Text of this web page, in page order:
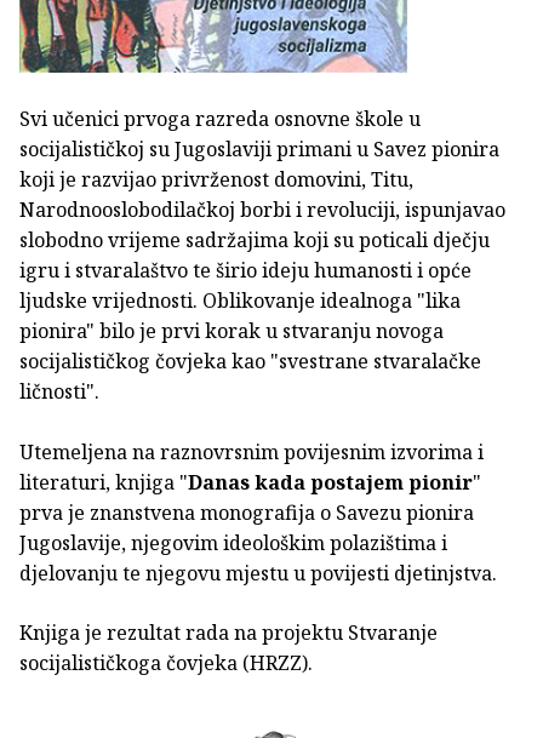
Svi učenici prvoga razreda osnovne škole u
socijalističkoj su Jugoslaviji primani u Savez pionira
koji je razvijao privrženost domovini, Titu,
Narodnooslobodilačkoj borbi i revoluciji, ispunjavao
slobodno vrijeme sadržajima koji su poticali dječju
igru i stvaralaštvo te širio ideju humanosti i opće
ljudske vrijednosti. Oblikovanje idealnoga "lika
pionira" bilo je prvi korak u stvaranju novoga
socijalističkog čovjeka kao "svestrane stvaralačke
ličnosti".
Utemeljena na raznovrsnim povijesnim izvorima i
literaturi, knjiga "Danas kada postajem pionir"
prva je znanstvena monografija o Savezu pionira
Jugoslavije, njegovim ideološkim polazištima i
djelovanju te njegovu mjestu u povijesti djetinjstva.
Knjiga je rezultat rada na projektu Stvaranje
socijalističkoga čovjeka (HRZZ).